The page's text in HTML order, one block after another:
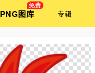
PNG图库 专辑